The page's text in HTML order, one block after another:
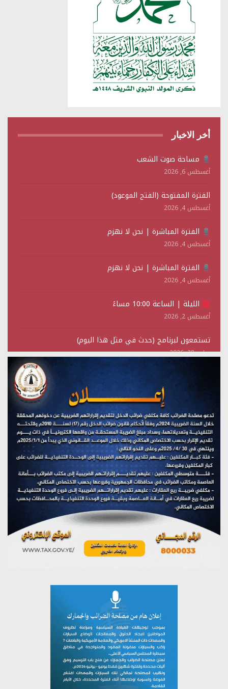
أخر الاخبار
مساحة صوت الشعب
أغسطس 6, 2026
الفترة المفتوحة (الفتح الموعود)
أغسطس 4, 2026
الفترة المباشرة | نحن لا نهزم
أغسطس 4, 2026
الفترة المباشرة | نحن لا نهزم
أغسطس 4, 2026
الليلة | الساعة 10:00 مساءً
أغسطس 2, 2026
تستمعون لبرنامج (حدث في مثل هذا اليوم)
يوليو 28, 2026
(نحن لا نهزم) بث مباشر
تستمعون لبرنامج (هندسة الوهم)
يوليو 28, 2026
مؤتمر صحفي لمركز عين الإنسانية حول جرائم تحالف العدوان
على اليمن
يوليو 27, 2026
تستمعون لبرنامج (مع السيد القائد)
يوليو 26, 2026